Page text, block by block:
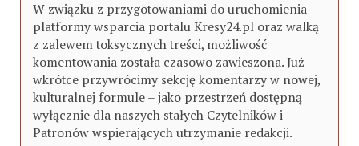
W związku z przygotowaniami do uruchomienia
platformy wsparcia portalu Kresy24.pl oraz walką
z zalewem toksycznych treści, możliwość
komentowania została czasowo zawieszona. Już
wkrótce przywrócimy sekcję komentarzy w nowej,
kulturalnej formule – jako przestrzeń dostępną
wyłącznie dla naszych stałych Czytelników i
Patronów wspierających utrzymanie redakcji.